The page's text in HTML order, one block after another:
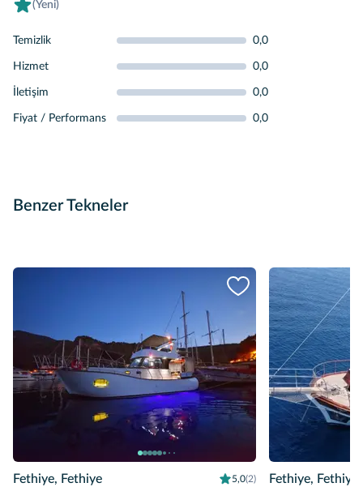
(Yeni)
Temizlik 0,0
Hizmet 0,0
İletişim 0,0
Fiyat / Performans 0,0
Benzer Tekneler
Fethiye, Fethiye 5,0(2) Fethiye, Fethiye